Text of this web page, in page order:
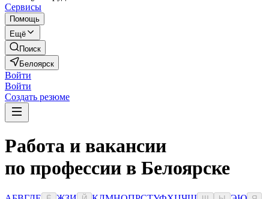
Сервисы
Помощь
Ещё
Поиск
Белоярск
Войти
Войти
Создать резюме
Работа и вакансии
по профессии в Белоярске